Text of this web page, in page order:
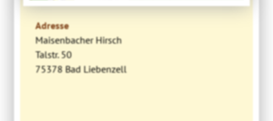
Adresse
Maisenbacher Hirsch
Talstr. 50
75378 Bad Liebenzell